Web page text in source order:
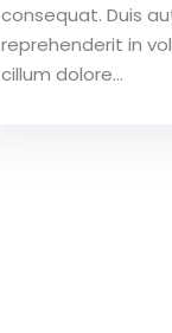
consequat. Duis
reprehenderit in
cillum dolore...